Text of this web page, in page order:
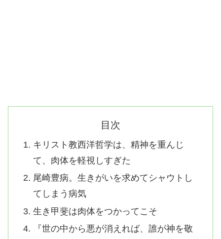
目次
キリスト教西洋哲学は、精神を重んじ
て、肉体を軽視しすぎた
尾崎豊病。生きがいを求めてシャウトし
てしまう病気
生き甲斐は肉体をつかってこそ
『世の中から悪が消えれば、誰が神を敬